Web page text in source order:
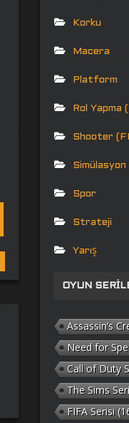
Korku
Macera
Platform
Rol Yapma
Shooter
Simülasyon
Spor
Strateji
Yarış
OYUN
Assassin’s
Need for
Call of Duty
The Sims
FIFA Serisi